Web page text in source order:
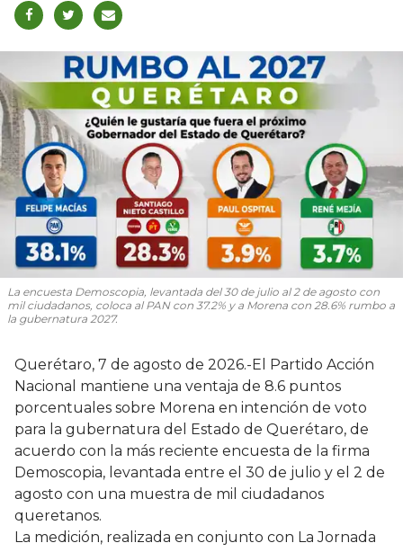
La encuesta Demoscopia, levantada del 30 de julio al 2 de agosto con
mil ciudadanos, coloca al PAN con 37.2% y a Morena con 28.6% rumbo a
la gubernatura 2027.
Querétaro, 7 de agosto de 2026.-El Partido Acción
Nacional mantiene una ventaja de 8.6 puntos
porcentuales sobre Morena en intención de voto
para la gubernatura del Estado de Querétaro, de
acuerdo con la más reciente encuesta de la firma
Demoscopia, levantada entre el 30 de julio y el 2 de
agosto con una muestra de mil ciudadanos
queretanos.
La medición, realizada en conjunto con La Jornada